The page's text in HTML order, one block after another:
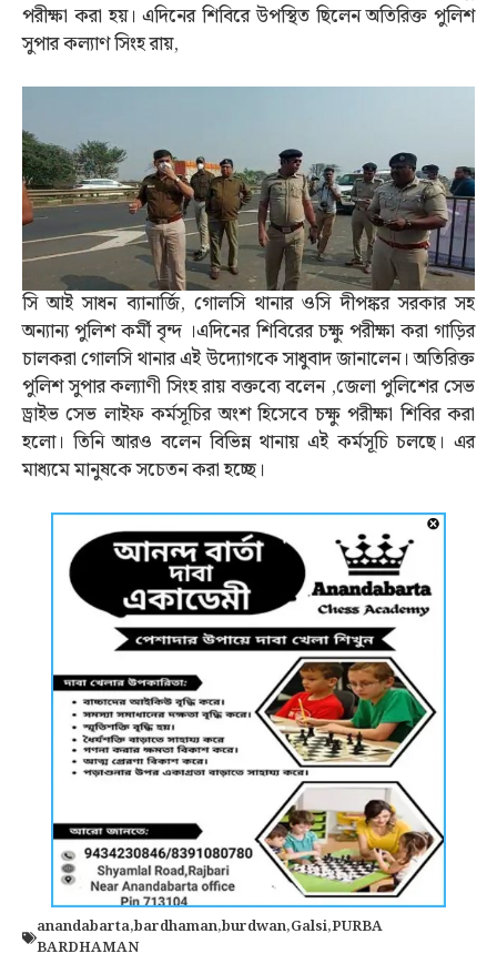
পরীক্ষা করা হয়। এদিনের শিবিরে উপস্থিত ছিলেন অতিরিক্ত পুলিশ
সুপার কল্যাণ সিংহ রায়,
সি আই সাধন ব্যানার্জি, গোলসি থানার ওসি দীপঙ্কর সরকার সহ
অন্যান্য পুলিশ কর্মী বৃন্দ ।এদিনের শিবিরের চক্ষু পরীক্ষা করা গাড়ির
চালকরা গোলসি থানার এই উদ্যোগকে সাধুবাদ জানালেন। অতিরিক্ত
পুলিশ সুপার কল্যাণী সিংহ রায় বক্তব্যে বলেন ,জেলা পুলিশের সেভ
ড্রাইভ সেভ লাইফ কর্মসূচির অংশ হিসেবে চক্ষু পরীক্ষা শিবির করা
হলো। তিনি আরও বলেন বিভিন্ন থানায় এই কর্মসূচি চলছে। এর
মাধ্যমে মানুষকে সচেতন করা হচ্ছে।
anandabarta,bardhaman,burdwan,Galsi,PURBA
BARDHAMAN